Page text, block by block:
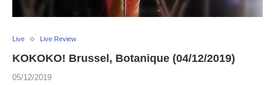
Live Live Review
KOKOKO! Brussel, Botanique (04/12/2019)
05/12/2019